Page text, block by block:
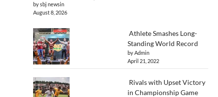
by sbj newsin
August 8, 2026
Athlete Smashes Long-
Standing World Record
by Admin
April 21, 2022
Rivals with Upset Victory
in Championship Game